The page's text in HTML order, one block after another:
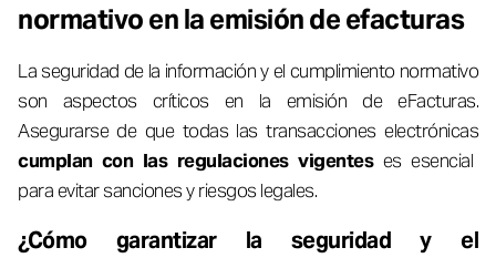
normativo en la emisión de efacturas
La seguridad de la información y el cumplimiento normativo
son aspectos críticos en la emisión de eFacturas.
Asegurarse de que todas las transacciones electrónicas
cumplan con las regulaciones vigenteses esencial
para evitar sanciones y riesgos legales.
¿Cómo garantizar la seguridad y el